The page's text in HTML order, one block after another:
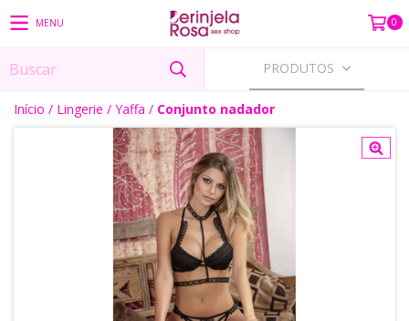
MENU 0
PRODUTOS
Início / Lingerie / Yaffa / Conjunto nadador